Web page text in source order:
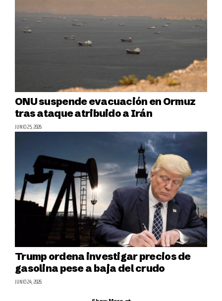
ONU suspende evacuación en Ormuz
tras ataque atribuido a Irán
JUNIO 25, 2026
Trump ordena investigar precios de
gasolina pese a baja del crudo
JUNIO 24, 2026